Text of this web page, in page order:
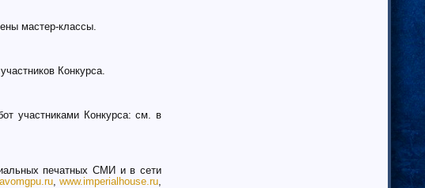
мастер-классы.
Конкурса.
участниками Конкурса: см. в
печатных СМИ и в сети
,www.imperialhouse.ru,